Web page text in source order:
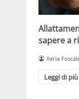
sapere a
Ilaria
Leggi di più